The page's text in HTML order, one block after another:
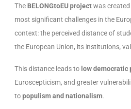
The BELONGtoEU projectwas
most significant challenges in the
context: the perceived distance of
the European Union, its institutions,
This distance leads to low
Euroscepticism, and greater
topopulism and nationalism.